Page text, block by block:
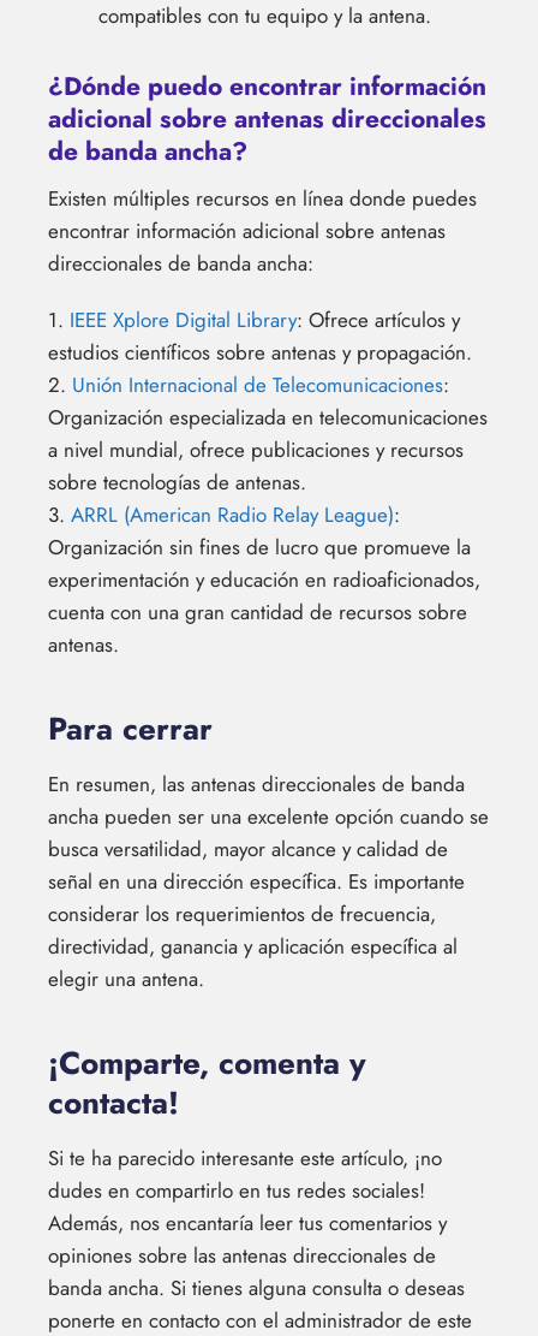
compatibles con tu equipo y la antena.
¿Dónde puedo encontrar información
adicional sobre antenas direccionales
de banda ancha?
Existen múltiples recursos en línea donde puedes
encontrar información adicional sobre antenas
direccionales de banda ancha:
1. IEEE Xplore Digital Library: Ofrece artículos y
estudios científicos sobre antenas y propagación.
2. Unión Internacional de Telecomunicaciones:
Organización especializada en telecomunicaciones
a nivel mundial, ofrece publicaciones y recursos
sobre tecnologías de antenas.
3. ARRL (American Radio Relay League):
Organización sin fines de lucro que promueve la
experimentación y educación en radioaficionados,
cuenta con una gran cantidad de recursos sobre
antenas.
Para cerrar
En resumen, las antenas direccionales de banda
ancha pueden ser una excelente opción cuando se
busca versatilidad, mayor alcance y calidad de
señal en una dirección específica. Es importante
considerar los requerimientos de frecuencia,
directividad, ganancia y aplicación específica al
elegir una antena.
¡Comparte, comenta y
contacta!
Si te ha parecido interesante este artículo, ¡no
dudes en compartirlo en tus redes sociales!
Además, nos encantaría leer tus comentarios y
opiniones sobre las antenas direccionales de
banda ancha. Si tienes alguna consulta o deseas
ponerte en contacto con el administrador de este